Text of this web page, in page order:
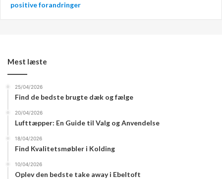
efter vaccinationog fået andre alternativer end at fylde
mig med medicin. Beliefshiifters.dk kan afhjælpe nogle
positive forandringer
Mest læste
25/04/2026
Find de bedste brugte dæk og fælge
20/04/2026
Lufttæpper: En Guide til Valg og Anvendelse
18/04/2026
Find Kvalitetsmøbler i Kolding
10/04/2026
Oplev den bedste take away i Ebeltoft